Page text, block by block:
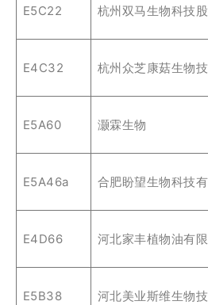
E5C22 杭州双马生物科技
E4C32 杭州众芝康菇生物
E5A60 灏霖生物
E5A46a 合肥盼望生物科技
E4D66 河北家丰植物油有
E5B38 河北美业斯维生物